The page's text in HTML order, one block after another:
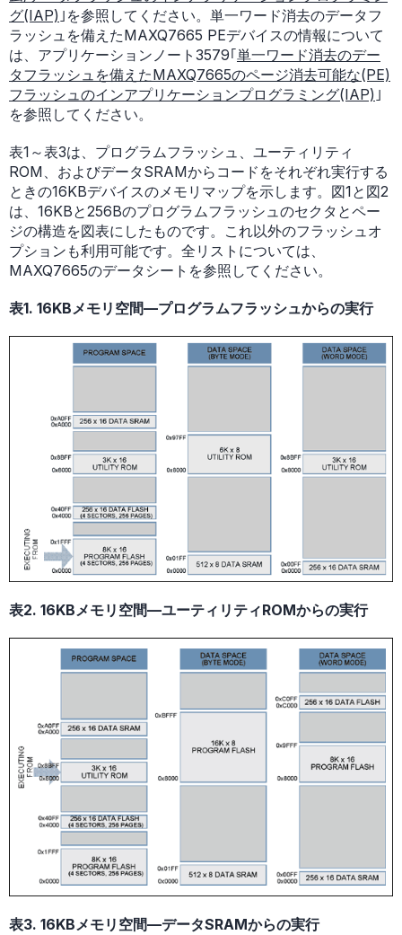
グ(IAP) ｣を参照してください。単一ワード消去のデータフ
ラッシュを備えたMAXQ7665 PEデバイスの情報について
は、アプリケーションノート3579｢単一ワード消去のデー
タフラッシュを備えたMAXQ7665のページ消去可能な(PE)
フラッシュのインアプリケーションプログラミング(IAP) ｣
を参照してください。
表1～表3は、プログラムフラッシュ、ユーティリティ
ROM、およびデータSRAMからコードをそれぞれ実行する
ときの16KBデバイスのメモリマップを示します。図1と図2
は、16KBと256Bのプログラムフラッシュのセクタとペー
ジの構造を図表にしたものです。これ以外のフラッシュオ
プションも利用可能です。全リストについては、
MAXQ7665のデータシートを参照してください。
表1. 16KBメモリ空間—プログラムフラッシュからの実行
表2. 16KBメモリ空間—ユーティリティROMからの実行
表3. 16KBメモリ空間—データSRAMからの実行